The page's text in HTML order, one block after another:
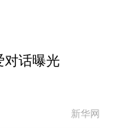
话曝光
新华网